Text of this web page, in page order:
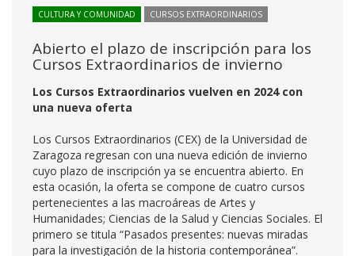
CULTURA Y COMUNIDAD CURSOS EXTRAORDINARIOS
Abierto el plazo de inscripción para los
Cursos Extraordinarios de invierno
Los Cursos Extraordinarios vuelven en 2024 con
una nueva oferta
Los Cursos Extraordinarios (CEX) de la Universidad de
Zaragoza regresan con una nueva edición de invierno
cuyo plazo de inscripción ya se encuentra abierto. En
esta ocasión, la oferta se compone de cuatro cursos
pertenecientes a las macroáreas de Artes y
Humanidades; Ciencias de la Salud y Ciencias Sociales. El
primero se titula “Pasados presentes: nuevas miradas
para la investigación de la historia contemporánea”.